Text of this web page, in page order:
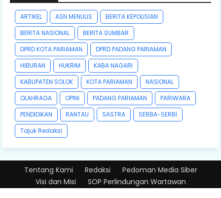
ARTIKEL ASN MENULIS
BERITA KEPOLISIAN
BERITA NASIONAL
BERITA SUMBAR
DPRD KOTA PARIAMAN
DPRD PADANG PARIAMAN
HIBURAN
HUKRIM
KABA NAGARI
KABUPATEN SOLOK
KOTA PARIAMAN
NASIONAL
OLAHRAGA
OPINI PADANG PARIAMAN
PARIWARA
PENDIDIKAN
RANTAU SASTRA
SERBA-SERBI
Tajuk Redaksi
Tentang Kami Redaksi
Pedoman Media Siber
Visi dan Misi
SOP Perlindungan Wartawan